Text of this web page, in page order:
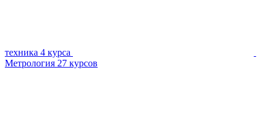
техника 4 курса
Метрология 27 курсов